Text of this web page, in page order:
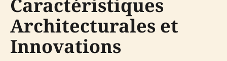
Caractéristiques
Architecturales et
Innovations